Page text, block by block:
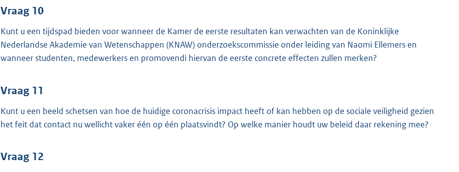
Vraag 10
Kunt u een tijdspad bieden voor wanneer de Kamer de eerste resultaten kan verwachten van de Koninklijke
Nederlandse Akademie van Wetenschappen (KNAW) onderzoekscommissie onder leiding van Naomi Ellemers en
wanneer studenten, medewerkers en promovendi hiervan de eerste concrete effecten zullen merken?
Vraag 11
Kunt u een beeld schetsen van hoe de huidige coronacrisis impact heeft of kan hebben op de sociale veiligheid gezien
het feit dat contact nu wellicht vaker één op één plaatsvindt? Op welke manier houdt uw beleid daar rekening mee?
Vraag 12